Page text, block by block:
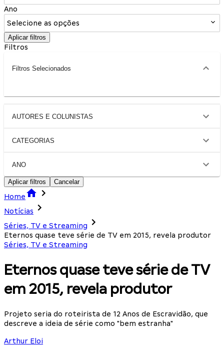
Ano
Selecione as opções
Aplicar filtros
Filtros
Filtros Selecionados
AUTORES E COLUNISTAS
CATEGORIAS
ANO
Aplicar filtros Cancelar
Home
Notícias
Séries, TV e Streaming
Eternos quase teve série de TV em 2015, revela produtor
Séries, TV e Streaming
Eternos quase teve série de TV
em 2015, revela produtor
Projeto seria do roteirista de 12 Anos de Escravidão, que
descreve a ideia de série como "bem estranha"
Arthur Eloi